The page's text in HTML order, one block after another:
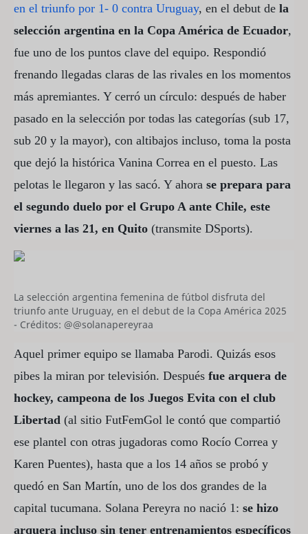
en el triunfo por 1- 0 contra Uruguay, en el debut de la
selección argentina en la Copa América de Ecuador,
fue uno de los puntos clave del equipo. Respondió
frenando llegadas claras de las rivales en los momentos
más apremiantes. Y cerró un círculo: después de haber
pasado en la selección por todas las categorías (sub 17,
sub 20 y la mayor), con altibajos incluso, toma la posta
que dejó la histórica Vanina Correa en el puesto. Las
pelotas le llegaron y las sacó. Y ahora se prepara para
el segundo duelo por el Grupo A ante Chile, este
viernes a las 21, en Quito (transmite DSports).
La selección argentina femenina de fútbol disfruta del
triunfo ante Uruguay, en el debut de la Copa América 2025
- Créditos: @@solanapereyraa
Aquel primer equipo se llamaba Parodi. Quizás esos
pibes la miran por televisión. Después fue arquera de
hockey, campeona de los Juegos Evita con el club
Libertad (al sitio FutFemGol le contó que compartió
ese plantel con otras jugadoras como Rocío Correa y
Karen Puentes), hasta que a los 14 años se probó y
quedó en San Martín, uno de los dos grandes de la
capital tucumana. Solana Pereyra no nació 1: se hizo
arquera incluso sin tener entrenamientos específicos